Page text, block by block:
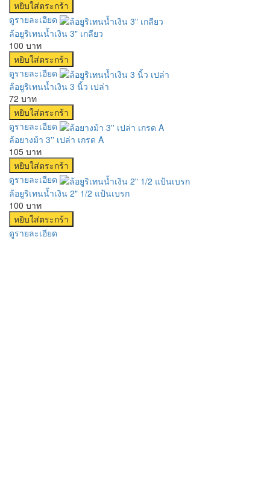
ดูรายละเอียด
ล้อยูริเทนน้ำเงิน 3" เกลียว
100 บาท
ดูรายละเอียด
ล้อยูริเทนน้ำเงิน 3 นิ้ว เปล่า
72 บาท
ดูรายละเอียด
ล้อยางม้า 3'' เปล่า เกรด A
105 บาท
ดูรายละเอียด
ล้อยูริเทนน้ำเงิน 2" 1/2 แป้นเบรก
100 บาท
ดูรายละเอียด